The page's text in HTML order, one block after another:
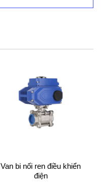
Van bi nối ren điều khiển
điện